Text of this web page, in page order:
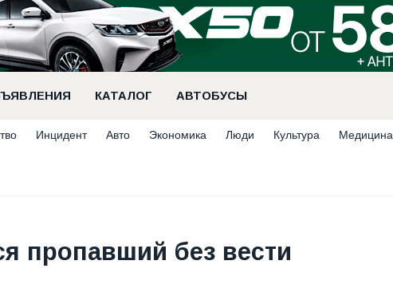
КАТАЛОГ АВТОБУСЫ
Инцидент Авто Экономика Люди Культура Медицина
пропавший без вести